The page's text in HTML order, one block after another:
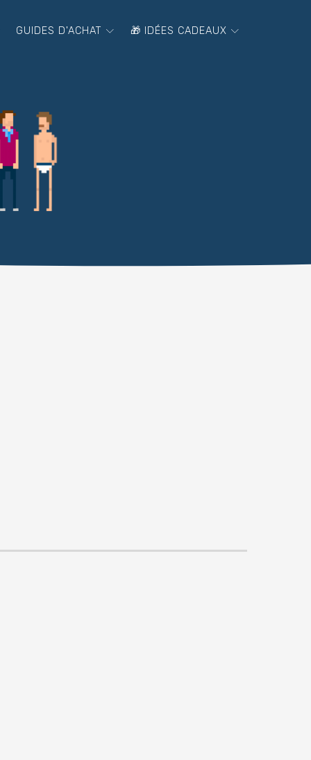
GUIDES D'ACHAT 🎁 IDÉES CADEAUX